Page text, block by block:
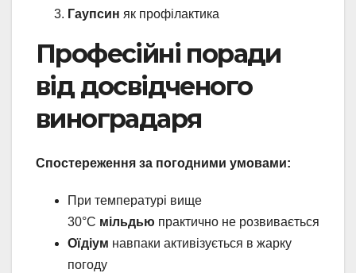
Гаупсин як профілактика
Професійні поради
від досвідченого
виноградаря
Спостереження за погодними умовами:
При температурі вище
30°C мільдью практично не розвивається
Оїдіум навпаки активізується в жарку
погоду